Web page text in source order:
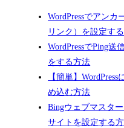
WordPressでアンカ
リンク）を設定す
WordPressでPing送
をする方法
【簡単】
め込む方法
Bingウェブマスター
サイトを設定する